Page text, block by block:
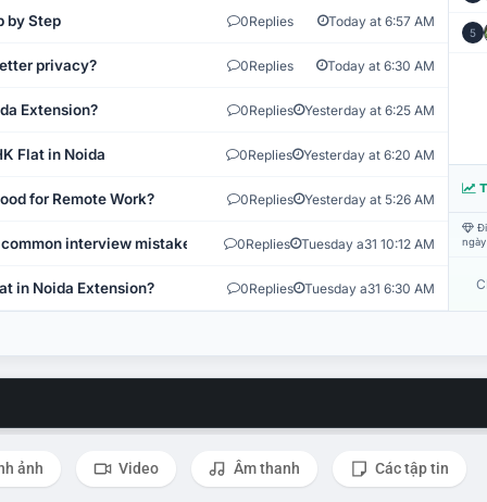
by Step 0Replies Today at 6:57 AM
privacy? 0Replies Today at 6:30 AM
Extension? 0Replies Yesterday at 6:25 AM
Flat in Noida 0Replies Yesterday at 6:20 AM
for Remote Work? 0Replies Yesterday at 5:26 AM
interview mistakes? 0Replies Tuesday a31 10:12 AM
in Noida Extension? 0Replies Tuesday a31 6:30 AM
5
ảnh Video Âm thanh Các tập tin